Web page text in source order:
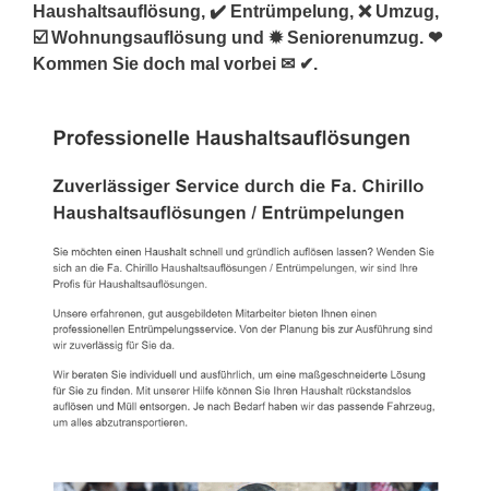
Haushaltsauflösung, ✔️ Entrümpelung, ❌ Umzug,
☑️ Wohnungsauflösung und ✹ Seniorenumzug. ❤
Kommen Sie doch mal vorbei ✉ ✔.